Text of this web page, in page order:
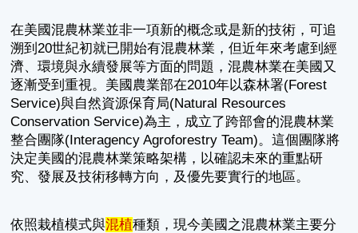
在美國混農林業並非一項新的概念或是新的技術，可追
溯到20世紀初就已開始有混農林業，但近年來考慮到經
濟、環境與永續發展等方面的問題，混農林業在美國又
逐漸受到重視。美國農業部在2010年以森林署(Forest
Service)與自然資源保育局(Natural Resources
Conservation Service)為主，成立了跨部會的混農林業
整合團隊(Interagency Agroforestry Team)。這個團隊將
決定美國的混農林業策略架構，以確認未來的重點研
究、發展及技術移轉方向，及優先要實行的地區。
依照栽植模式與混植種類，現今美國之混農林業主要分